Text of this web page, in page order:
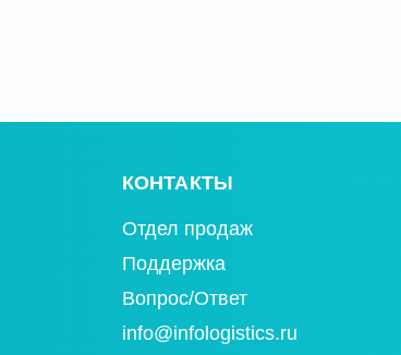
КОНТАКТЫ
Отдел продаж
Поддержка
Вопрос/Ответ
info@infologistics.ru